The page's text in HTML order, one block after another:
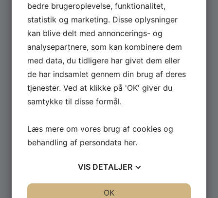
MASKINER
Se hele udvalget af Güde og Rotwerk maskiner
til professionelt brug.
GÅ TIL MASKINER ›
bedre brugeroplevelse, funktionalitet,
statistik og marketing. Disse oplysninger
kan blive delt med annoncerings- og
analysepartnere, som kan kombinere dem
med data, du tidligere har givet dem eller
de har indsamlet gennem din brug af deres
tjenester. Ved at klikke på 'OK' giver du
samtykke til disse formål.
Læs mere om vores brug af cookies og
behandling af persondata her.
VIS DETALJER
OK